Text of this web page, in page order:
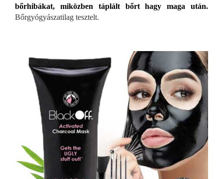
bőrhibákat, miközben táplált bőrt hagy maga után.
Bőrgyógyászatilag tesztelt.